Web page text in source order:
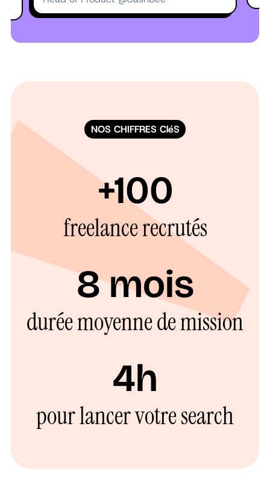
NOS CHIFFRES CléS
+100
freelance recrutés
8 mois
durée moyenne de mission
4h
pour lancer votre search